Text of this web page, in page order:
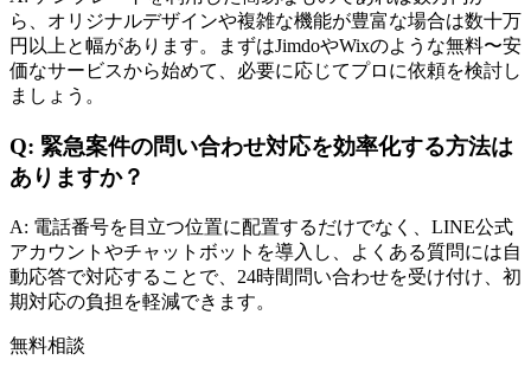
ら、オリジナルデザインや複雑な機能が豊富な場合は数十万
円以上と幅があります。まずはJimdoやWixのような無料〜安
価なサービスから始めて、必要に応じてプロに依頼を検討し
ましょう。
Q: 緊急案件の問い合わせ対応を効率化する方法は
ありますか？
A: 電話番号を目立つ位置に配置するだけでなく、LINE公式
アカウントやチャットボットを導入し、よくある質問には自
動応答で対応することで、24時間問い合わせを受け付け、初
期対応の負担を軽減できます。
無料相談